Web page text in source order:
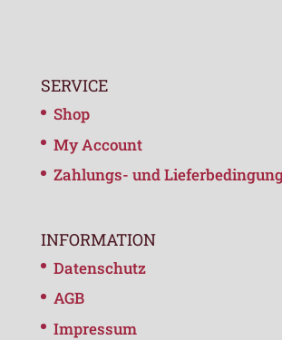
SERVICE
Shop
My Account
Zahlungs- und
INFORMATION
Datenschutz
AGB
Impressum